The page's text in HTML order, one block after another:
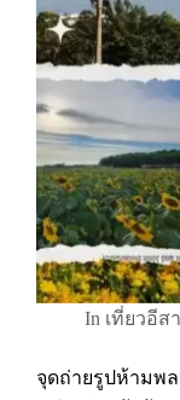
In เที่ยวอีส
จุดถ่ายรูปห้ามพ